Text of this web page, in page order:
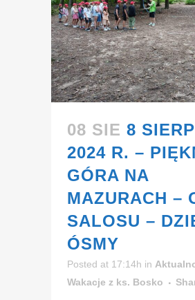
08 SIE 8
2024 R. –
GÓRA NA
MAZURACH –
SALOSU –
ÓSMY
Posted at 17:14h in
Wakacje z ks. Bosko